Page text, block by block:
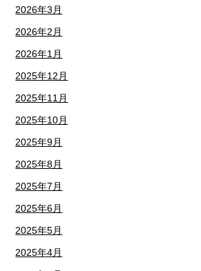
2026年3月
2026年2月
2026年1月
2025年12月
2025年11月
2025年10月
2025年9月
2025年8月
2025年7月
2025年6月
2025年5月
2025年4月